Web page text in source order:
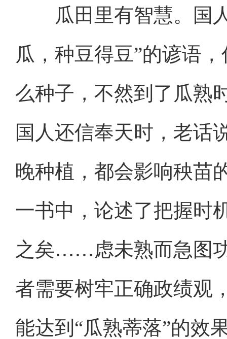
瓜田里有智慧。国人
瓜，种豆得豆”的谚语
么种子，不然到了瓜熟
国人还信奉天时，老话
晚种植，都会影响秧苗
一书中，论述了把握时
之矣……虑未熟而急图
者需要树牢正确政绩观
能达到“瓜熟蒂落”的效